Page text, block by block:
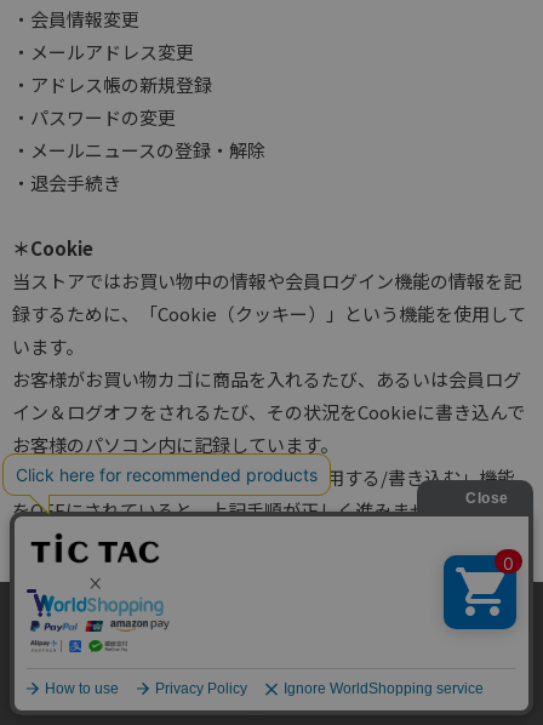
・会員情報変更
・メールアドレス変更
・アドレス帳の新規登録
・パスワードの変更
・メールニュースの登録・解除
・退会手続き
＊Cookie
当ストアではお買い物中の情報や会員ログイン機能の情報を記
録するために、「Cookie（クッキー）」という機能を使用して
います。
お客様がお買い物カゴに商品を入れるたび、あるいは会員ログ
イン＆ログオフをされるたび、その状況をCookieに書き込んで
お客様のパソコン内に記録しています。
もしご使用のブラウザで「Cookieを使用する/書き込む」機能
をOFFにされていると、上記手順が正しく進みませんのでご確
認ください。
パーソナルファイアーウォールなどセキュリティ製品をインス
トールされた後、ログインが必要なサイトでログインができな
くなった、という事例がございます。
るようにご変更いただくと、症状の発生を回避できる場合がご
当サイトではサイトの利便性向上のため、クッキ
ー(cookie)を利用しています。サイトのクッキー
ー」をお読みください。